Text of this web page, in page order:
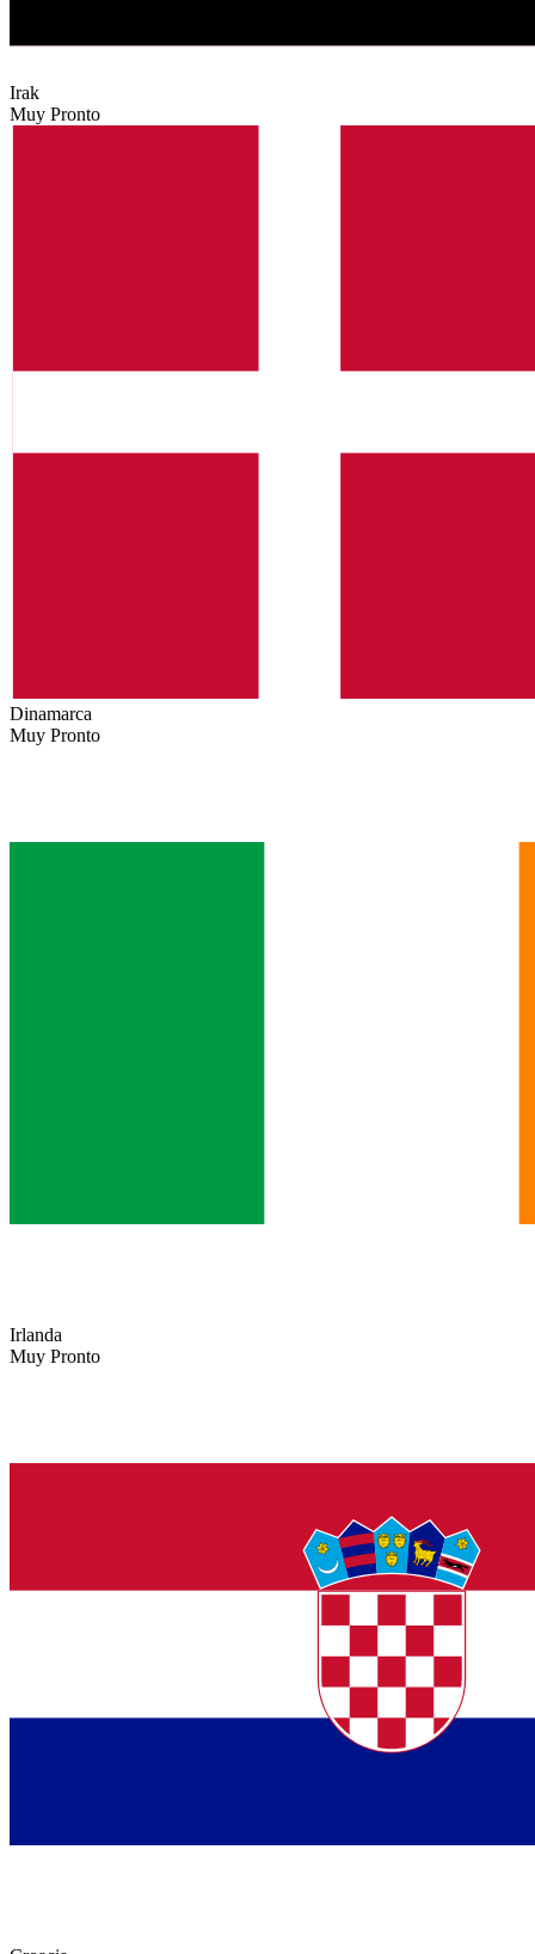
Irak
Muy Pronto
Dinamarca
Muy Pronto
Irlanda
Muy Pronto